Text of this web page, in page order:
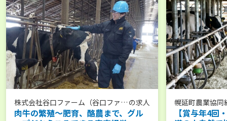
株式会社谷口ファーム（谷口ファー
ムグループ）
の求人
肉牛の繁殖～肥育、酪農まで、グル
幌延町農業協同
【賞与年4回